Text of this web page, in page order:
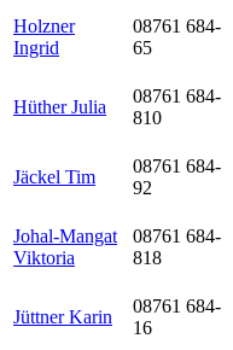
Holzner
Ingrid
08761 684-
65
Hüther Julia
08761 684-
810
Jäckel Tim
08761 684-
92
Johal-Mangat
Viktoria
08761 684-
818
Jüttner Karin
08761 684-
16